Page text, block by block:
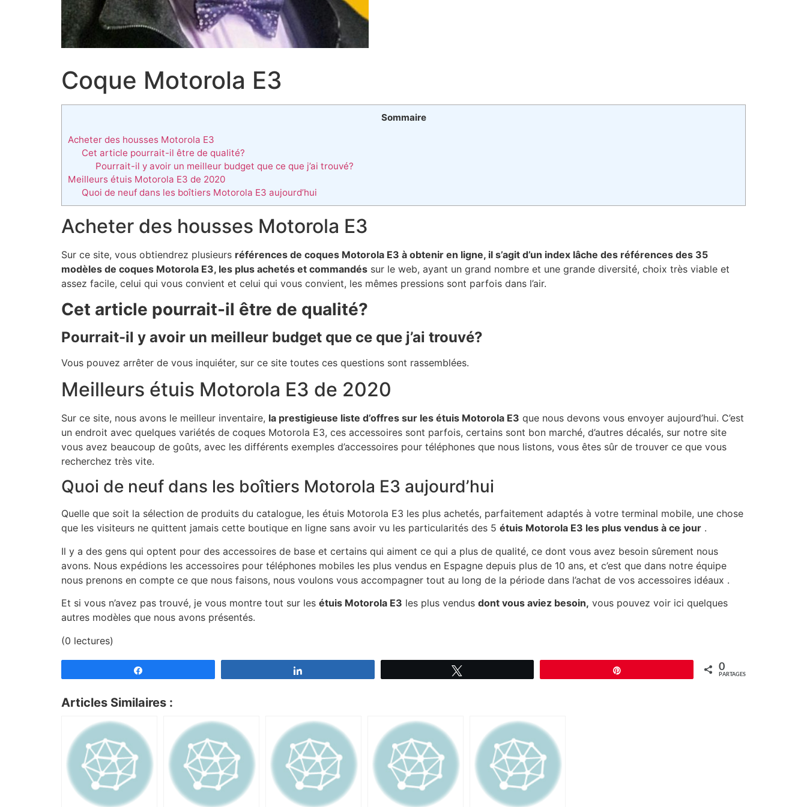
Coque Motorola E3
Sommaire
Acheter des housses Motorola E3
Cet article pourrait-il être de qualité?
Pourrait-il y avoir un meilleur budget que ce que j’ai trouvé?
Meilleurs étuis Motorola E3 de 2020
Quoi de neuf dans les boîtiers Motorola E3 aujourd’hui
Acheter des housses Motorola E3
Sur ce site, vous obtiendrez plusieurs références de coques Motorola E3 à obtenir en ligne, il s’agit d’un index lâche des références des 35
modèles de coques Motorola E3, les plus achetés et commandés sur le web, ayant un grand nombre et une grande diversité, choix très viable et
assez facile, celui qui vous convient et celui qui vous convient, les mêmes pressions sont parfois dans l’air.
Cet article pourrait-il être de qualité?
Pourrait-il y avoir un meilleur budget que ce que j’ai trouvé?
Vous pouvez arrêter de vous inquiéter, sur ce site toutes ces questions sont rassemblées.
Meilleurs étuis Motorola E3 de 2020
Sur ce site, nous avons le meilleur inventaire, la prestigieuse liste d’offres sur les étuis Motorola E3 que nous devons vous envoyer aujourd’hui. C’est
un endroit avec quelques variétés de coques Motorola E3, ces accessoires sont parfois, certains sont bon marché, d’autres décalés, sur notre site
vous avez beaucoup de goûts, avec les différents exemples d’accessoires pour téléphones que nous listons, vous êtes sûr de trouver ce que vous
recherchez très vite.
Quoi de neuf dans les boîtiers Motorola E3 aujourd’hui
Quelle que soit la sélection de produits du catalogue, les étuis Motorola E3 les plus achetés, parfaitement adaptés à votre terminal mobile, une chose
que les visiteurs ne quittent jamais cette boutique en ligne sans avoir vu les particularités des 5 étuis Motorola E3 les plus vendus à ce jour .
Il y a des gens qui optent pour des accessoires de base et certains qui aiment ce qui a plus de qualité, ce dont vous avez besoin sûrement nous
avons. Nous expédions les accessoires pour téléphones mobiles les plus vendus en Espagne depuis plus de 10 ans, et c’est que dans notre équipe
nous prenons en compte ce que nous faisons, nous voulons vous accompagner tout au long de la période dans l’achat de vos accessoires idéaux .
Et si vous n’avez pas trouvé, je vous montre tout sur les étuis Motorola E3 les plus vendus dont vous aviez besoin, vous pouvez voir ici quelques
autres modèles que nous avons présentés.
(0 lectures)
0
PARTAGES
Articles Similaires :